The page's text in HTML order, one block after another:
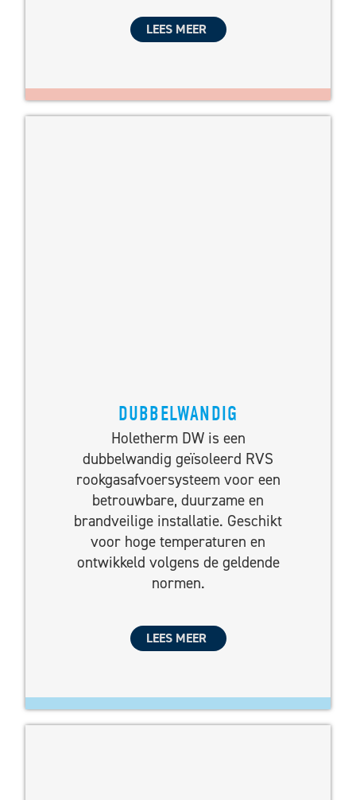
LEES MEER
DUBBELWANDIG
Holetherm DW is een
dubbelwandig geïsoleerd RVS
rookgasafvoersysteem voor een
betrouwbare, duurzame en
brandveilige installatie. Geschikt
voor hoge temperaturen en
ontwikkeld volgens de geldende
normen.
LEES MEER